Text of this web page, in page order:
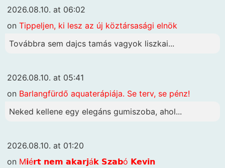
2026.08.10. at 06:02
on Tippeljen, ki lesz az új köztársasági elnök
Továbbra sem dajcs tamás vagyok liszkai...
2026.08.10. at 05:41
on Barlangfürdő aquaterápiája. Se terv, se pénz!
Neked kellene egy elegáns gumiszoba, ahol...
2026.08.10. at 01:20
on M𝗶é𝗿𝘁 𝗻𝗲𝗺 𝗮𝗸𝗮𝗿𝗷á𝗸 𝗦𝘇𝗮𝗯ó 𝗞𝗲𝘃𝗶𝗻